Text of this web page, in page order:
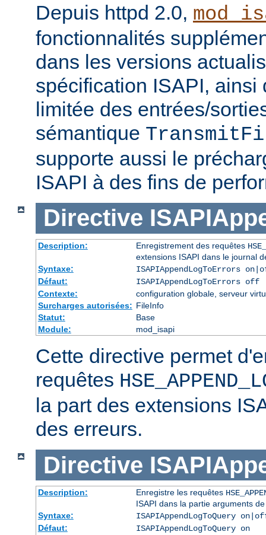
Depuis httpd 2.0,
fonctionnalités
dans les versions
spécification ISAPI, ainsi
limitée des entrées/
sémantique
supporte aussi le
ISAPI à des fins de
Directive
Description: Enregistrement des requêtes
extensions ISAPI dans le journal
Syntaxe:
ISAPIAppendLogToErrors
Défaut:
ISAPIAppendLogToErrors off
Contexte:
configuration globale, serveur
Surcharges autorisées: FileInfo
Statut:
Base
Module:
mod_isapi
Cette directive permet
requêtes
la part des extensions
des erreurs.
Directive
Description: Enregistre les requêtes
ISAPI dans la partie arguments
Syntaxe:
ISAPIAppendLogToQuery
Défaut:
ISAPIAppendLogToQuery on